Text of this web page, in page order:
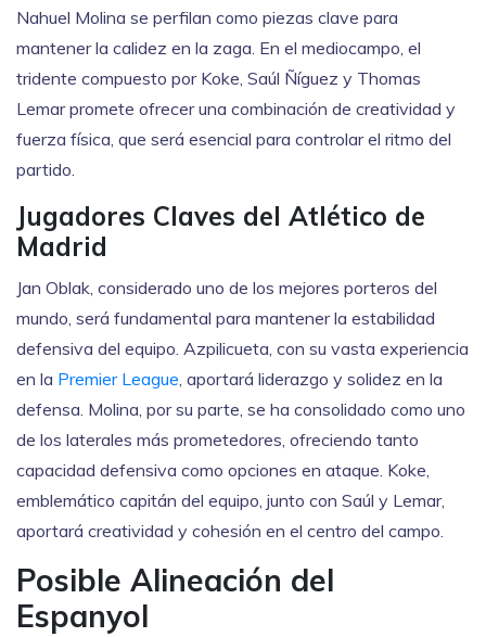
Nahuel Molina se perfilan como piezas clave para
mantener la calidez en la zaga. En el mediocampo, el
tridente compuesto por Koke, Saúl Ñíguez y Thomas
Lemar promete ofrecer una combinación de creatividad y
fuerza física, que será esencial para controlar el ritmo del
partido.
Jugadores Claves del Atlético de
Madrid
Jan Oblak, considerado uno de los mejores porteros del
mundo, será fundamental para mantener la estabilidad
defensiva del equipo. Azpilicueta, con su vasta experiencia
en la Premier League, aportará liderazgo y solidez en la
defensa. Molina, por su parte, se ha consolidado como uno
de los laterales más prometedores, ofreciendo tanto
capacidad defensiva como opciones en ataque. Koke,
emblemático capitán del equipo, junto con Saúl y Lemar,
aportará creatividad y cohesión en el centro del campo.
Posible Alineación del
Espanyol